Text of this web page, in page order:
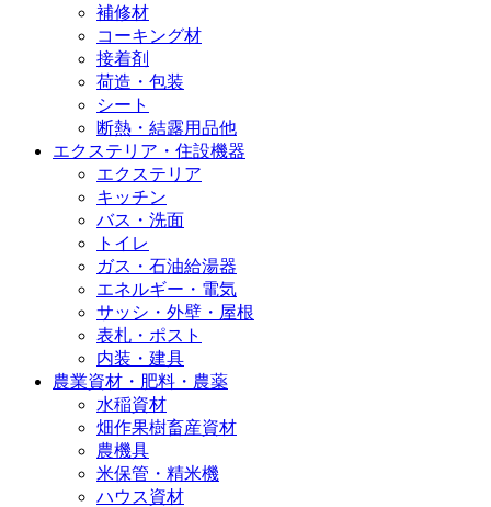
補修材
コーキング材
接着剤
荷造・包装
シート
断熱・結露用品他
エクステリア・住設機器
エクステリア
キッチン
バス・洗面
トイレ
ガス・石油給湯器
エネルギー・電気
サッシ・外壁・屋根
表札・ポスト
内装・建具
農業資材・肥料・農薬
水稲資材
畑作果樹畜産資材
農機具
米保管・精米機
ハウス資材